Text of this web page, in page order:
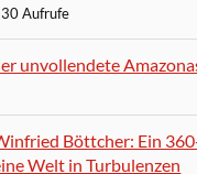
Aufrufe
unvollendete
Böttcher: Ein
Welt in Turbulenzen